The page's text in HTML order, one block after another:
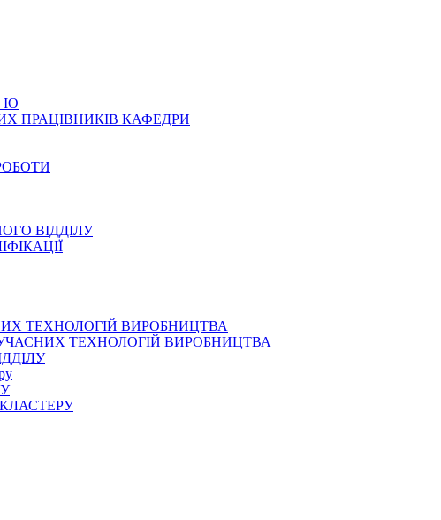
ПРАЦІВНИКІВ КАФЕДРИ
ВІДДІЛУ
ТЕХНОЛОГІЙ ВИРОБНИЦТВА
ТЕХНОЛОГІЙ ВИРОБНИЦТВА